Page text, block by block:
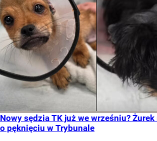
Nowy sędzia TK już we wrześniu?
o pęknięciu w Trybunale